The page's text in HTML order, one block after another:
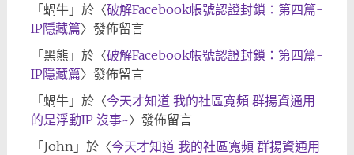
「蝸牛」於〈破解Facebook帳號認證封鎖：第四篇-
IP隱藏篇〉發佈留言
「黑熊 」於〈破解Facebook帳號認證封鎖：第四篇-
IP隱藏篇〉發佈留言
「蝸牛」於〈今天才知道 我的社區寬頻 群揚資通用
的是浮動IP 沒事~〉發佈留言
「John 」於〈今天才知道 我的社區寬頻 群揚資通用